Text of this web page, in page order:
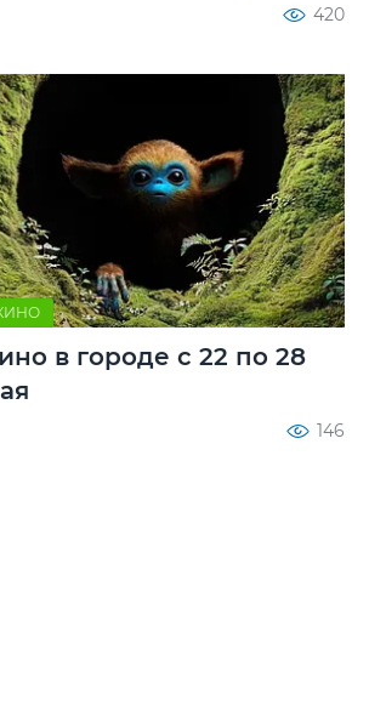
420
в городе с 22 по 28
146